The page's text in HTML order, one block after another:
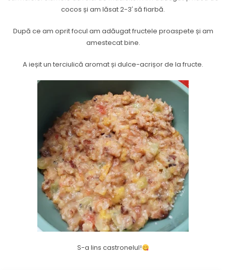
cocos și am lăsat 2-3′ să fiarbă.
După ce am oprit focul am adăugat fructele proaspete și am
amestecat bine.
A ieșit un terciulică aromat și dulce-acrișor de la fructe.
S-a lins castronelul!